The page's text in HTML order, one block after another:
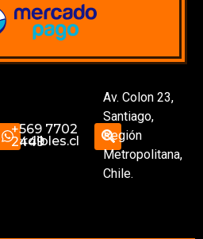
+569 7702
2449
Av. Colon 23,
Santiago,
Región
Metropolitana,
Chile.